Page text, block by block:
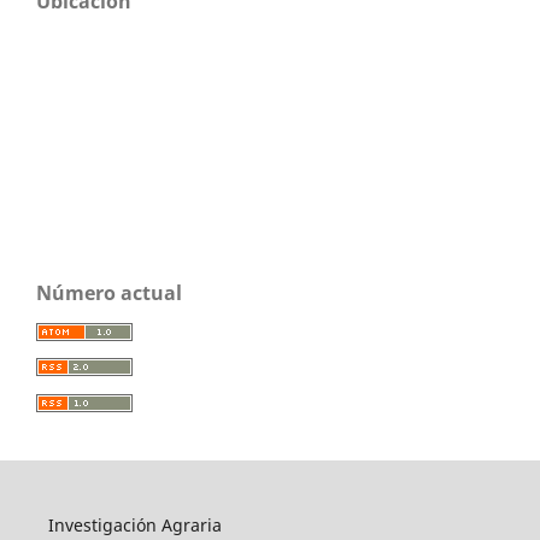
Número actual
Investigación Agraria